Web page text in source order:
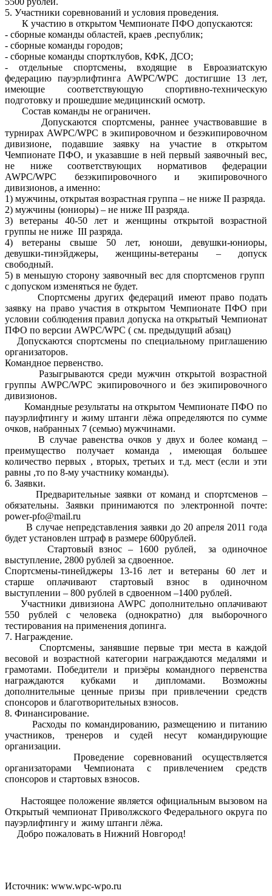
5. Участники соревнований и условия проведения.
К участию в открытом Чемпионате ПФО допускаются:
- сборные команды областей, краев ,республик;
- сборные команды городов;
- сборные команды спортклубов, КФК, ДСО;
- отдельные спортсмены, входящие в Евроазиатскую
федерацию пауэрлифтинга AWPC/WPC достигшие 13 лет,
имеющие соответствующую спортивно-техническую
подготовку и прошедшие медицинский осмотр.
Состав команды не ограничен.
Допускаются спортсмены, раннее участвовавшие в
турнирах AWPC/WPC в экипировочном и безэкипировочном
дивизионе, подавшие заявку на участие в открытом
Чемпионате ПФО, и указавшие в ней первый заявочный вес,
не ниже соответствующих нормативов федерации
AWPC/WPC безэкипировочного и экипировочного
дивизионов, а именно:
1) мужчины, открытая возрастная группа – не ниже II разряда.
2) мужчины (юниоры) – не ниже III разряда.
3) ветераны 40-50 лет и женщины открытой возрастной
группы не ниже III разряда.
4) ветераны свыше 50 лет, юноши, девушки-юниоры,
девушки-тинэйджеры, женщины-ветераны – допуск
свободный.
5) в меньшую сторону заявочный вес для спортсменов групп
с допуском изменяться не будет.
Спортсмены других федераций имеют право подать
заявку на право участия в открытом Чемпионате ПФО при
условии соблюдения правил допуска на открытый Чемпионат
ПФО по версии AWPC/WPC ( см. предыдущий абзац)
Допускаются спортсмены по специальному приглашению
организаторов.
Командное первенство.
Разыгрываются среди мужчин открытой возрастной
группы AWPC/WPC экипировочного и без экипировочного
дивизионов.
Командные результаты на открытом Чемпионате ПФО по
пауэрлифтингу и жиму штанги лёжа определяются по сумме
очков, набранных 7 (семью) мужчинами.
В случае равенства очков у двух и более команд –
преимущество получает команда , имеющая большее
количество первых , вторых, третьих и т.д. мест (если и эти
равны ,то по 8-му участнику команды).
6. Заявки.
Предварительные заявки от команд и спортсменов –
обязательны. Заявки принимаются по электронной почте:
power-pfo@mail.ru
В случае непредставления заявки до 20 апреля 2011 года
будет установлен штраф в размере 600рублей.
Стартовый взнос – 1600 рублей, за одиночное
выступление, 2800 рублей за сдвоенное.
Спортсмены-тинейджеры 13-16 лет и ветераны 60 лет и
старше оплачивают стартовый взнос в одиночном
выступлении – 800 рублей в сдвоенном –1400 рублей.
Участники дивизиона AWPC дополнительно оплачивают
550 рублей с человека (однократно) для выборочного
тестирования на применения допинга.
7. Награждение.
Спортсмены, занявшие первые три места в каждой
весовой и возрастной категории награждаются медалями и
грамотами. Победители и призёры командного первенства
награждаются кубками и дипломами. Возможны
дополнительные ценные призы при привлечении средств
спонсоров и благотворительных взносов.
8. Финансирование.
Расходы по командированию, размещению и питанию
участников, тренеров и судей несут командирующие
организации.
Проведение соревнований осуществляется
организаторами Чемпионата с привлечением средств
спонсоров и стартовых взносов.
Настоящее положение является официальным вызовом на
Открытый чемпионат Приволжского Федерального округа по
пауэрлифтингу и жиму штанги лёжа.
Добро пожаловать в Нижний Новгород!
Источник: www.wpc-wpo.ru